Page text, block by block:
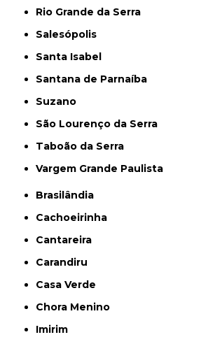
Rio Grande da Serra
Salesópolis
Santa Isabel
Santana de Parnaíba
Suzano
São Lourenço da Serra
Taboão da Serra
Vargem Grande Paulista
Brasilândia
Cachoeirinha
Cantareira
Carandiru
Casa Verde
Chora Menino
Imirim